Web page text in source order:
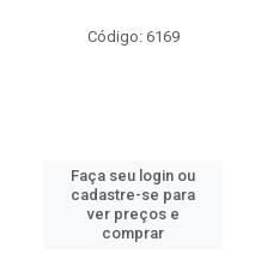
Código: 6169
Faça seu login ou
cadastre-se para
ver preços e
comprar